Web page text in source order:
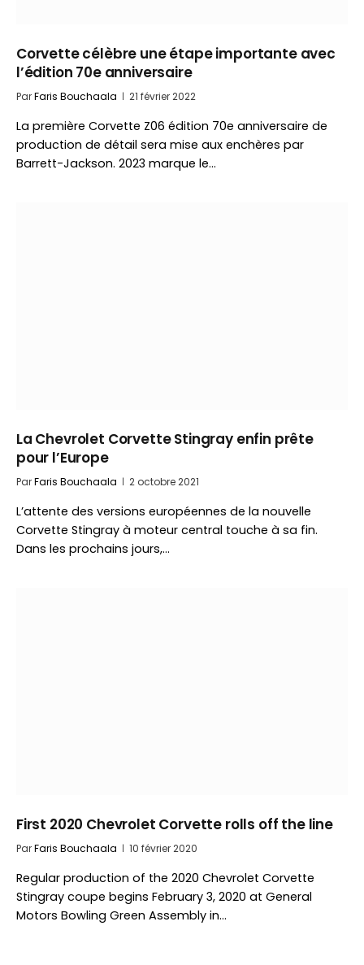
Corvette célèbre une étape importante avec
l’édition 70e anniversaire
ParFaris Bouchaala 21 février 2022
La première Corvette Z06 édition 70e anniversaire de
production de détail sera mise aux enchères par
Barrett-Jackson. 2023 marque le…
La Chevrolet Corvette Stingray enfin prête
pour l’Europe
ParFaris Bouchaala 2 octobre 2021
L’attente des versions européennes de la nouvelle
Corvette Stingray à moteur central touche à sa fin.
Dans les prochains jours,…
First 2020 Chevrolet Corvette rolls off the line
ParFaris Bouchaala 10 février 2020
Regular production of the 2020 Chevrolet Corvette
Stingray coupe begins February 3, 2020 at General
Motors Bowling Green Assembly in…